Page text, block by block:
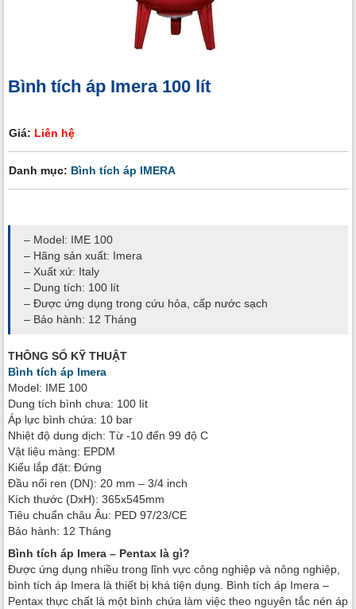
Bình tích áp Imera 100 lít
Giá: Liên hệ
Danh mục: Bình tích áp IMERA
– Model: IME 100
– Hãng sản xuất: Imera
– Xuất xứ: Italy
– Dung tích: 100 lít
– Được ứng dụng trong cứu hỏa, cấp nước sạch
– Bảo hành: 12 Tháng
THÔNG SỐ KỸ THUẬT
Bình tích áp Imera
Model: IME 100
Dung tích bình chưa: 100 lít
Áp lực bình chứa: 10 bar
Nhiệt độ dung dịch: Từ -10 đến 99 độ C
Vật liệu màng: EPDM
Kiểu lắp đặt: Đứng
Đầu nối ren (DN): 20 mm – 3/4 inch
Kích thước (DxH): 365x545mm
Tiêu chuẩn châu Âu: PED 97/23/CE
Bảo hành: 12 Tháng
Bình tích áp Imera – Pentax là gì?
Được ứng dụng nhiều trong lĩnh vực công nghiệp và nông nghiệp,
bình tích áp Imera là thiết bị khá tiện dụng. Bình tích áp Imera –
Pentax thực chất là một bình chứa làm việc theo nguyên tắc nén áp